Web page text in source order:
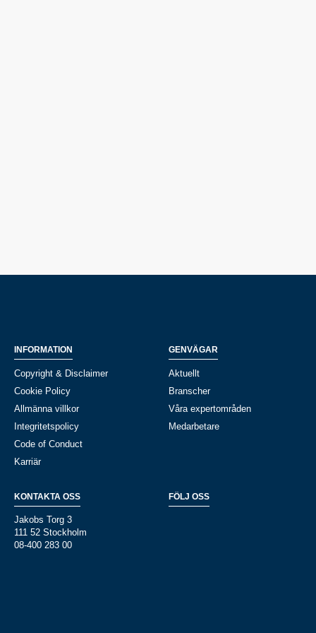
INFORMATION
Copyright & Disclaimer
Cookie Policy
Allmänna villkor
Integritetspolicy
Code of Conduct
Karriär
GENVÄGAR
Aktuellt
Branscher
Våra expertområden
Medarbetare
KONTAKTA OSS
Jakobs Torg 3
111 52 Stockholm
08-400 283 00
FÖLJ OSS